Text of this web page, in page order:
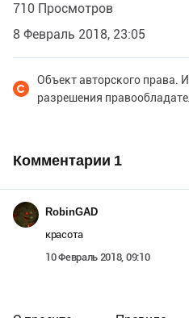
710 Просмотров
8 Февраль 2018, 23:05
Объект авторского права.
разрешения
Комментарии 1
RobinGAD
красота
10 Февраль 2018, 09:10